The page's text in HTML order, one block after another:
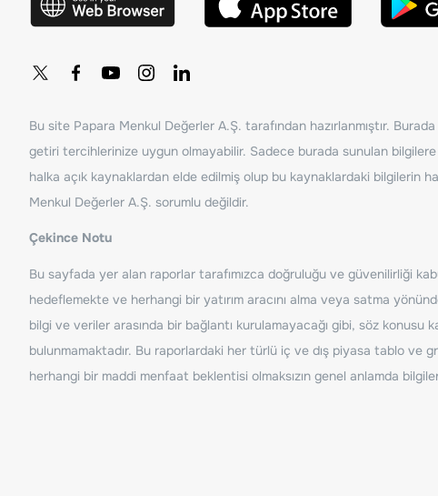
Bu site Papara Menkul Değerler A.Ş. tarafından hazırlanmıştır.
getiri tercihlerinize uygun olmayabilir. Sadece burada sunulan
halka açık kaynaklardan elde edilmiş olup bu kaynaklardaki bilgilerin
Menkul Değerler A.Ş. sorumlu değildir.
Çekince Notu
Bu sayfada yer alan raporlar tarafımızca doğruluğu ve güvenilirliği
hedeflemekte ve herhangi bir yatırım aracını alma veya satma
bilgi ve veriler arasında bir bağlantı kurulamayacağı gibi, söz konusu
bulunmamaktadır. Bu raporlardaki her türlü iç ve dış piyasa tablo ve
herhangi bir maddi menfaat beklentisi olmaksızın genel anlamda